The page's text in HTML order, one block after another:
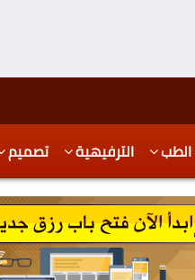
الترفيهية تصميم